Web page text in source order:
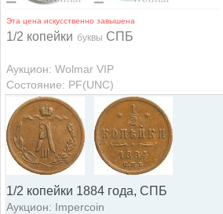
Эта цена искусственно завышена
1/2 копейки буквы СПБ
Аукцион: Wolmar VIP
Состояние: PF(UNC)
1/2 копейки 1884 года, СПБ
Аукцион: Impercoin